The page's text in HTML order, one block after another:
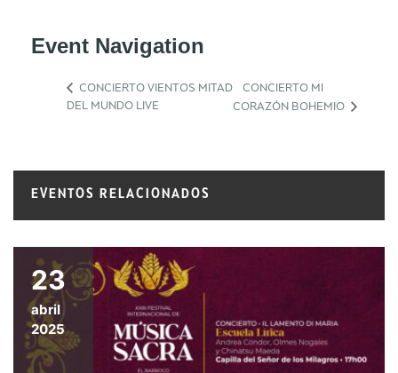
Event Navigation
CONCIERTO VIENTOS MITAD
DEL MUNDO LIVE
CONCIERTO MI
CORAZÓN BOHEMIO
EVENTOS RELACIONADOS
23
abril
2025